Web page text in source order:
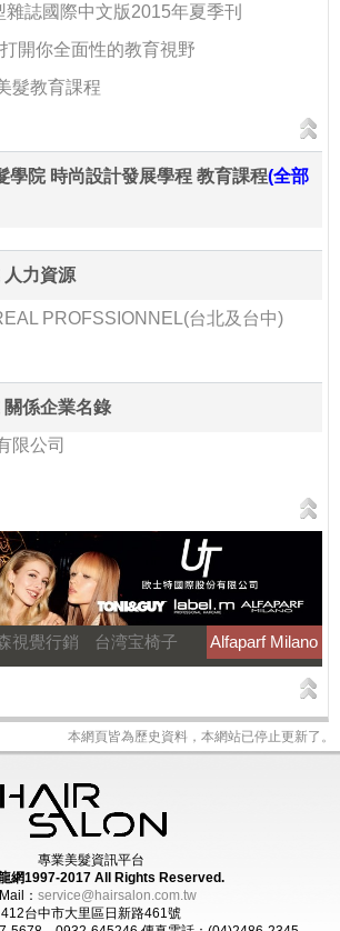
誌國際中文版2015年夏季刊
開你全面性的教育視野
髮教育課程
學院 時尚設計發展學程 教育課程(全部
人力資源
PROFSSIONNEL(台北及台中)
關係企業名錄
限公司
視覺行銷 台湾宝椅子 Alfaparf Milano
本網頁皆為歷史資料，本網站已停止更新了。
專業美髮資訊平台
網1997-2017 All Rights Reserved.
： service@hairsalon.com.tw
412台中市大里區日新路461號